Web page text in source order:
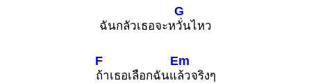
ฉันกลัวเธอจะห
G
วั่นไหว
F
ถ้าเธอเลือกฉันแ
Em
ล้วจริงๆ